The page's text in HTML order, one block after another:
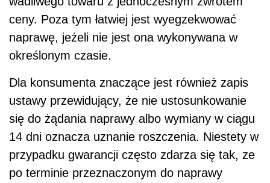
ceny. Poza tym łatwiej jest wyegzekwować
naprawę, jeżeli nie jest ona wykonywana w
określonym czasie.
Dla konsumenta znaczące jest również zapis
ustawy przewidujący, że nie ustosunkowanie
się do żądania naprawy albo wymiany w ciągu
14 dni oznacza uznanie roszczenia. Niestety w
przypadku gwarancji często zdarza się tak, ze
po terminie przeznaczonym do naprawy